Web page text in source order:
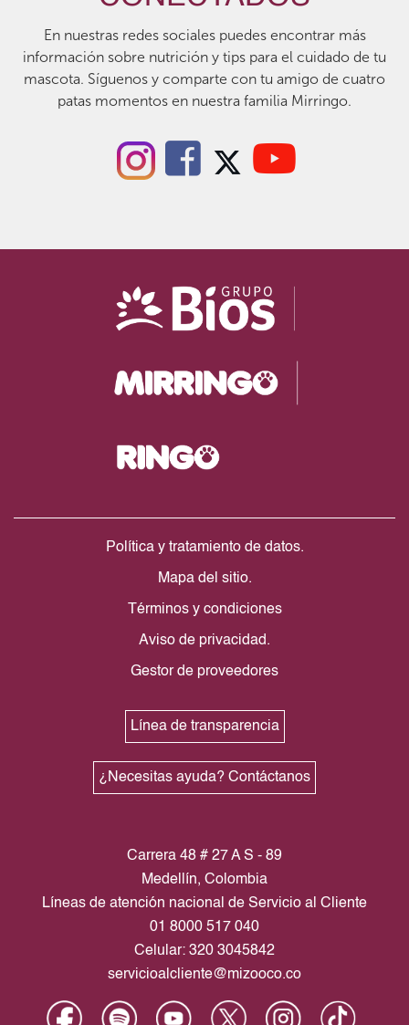
En nuestras redes sociales puedes encontrar más
información sobre nutrición y tips para el cuidado de tu
mascota. Síguenos y comparte con tu amigo de cuatro
patas momentos en nuestra familia Mirringo.
Política y tratamiento de datos.
Mapa del sitio.
Términos y condiciones
Aviso de privacidad.
Gestor de proveedores
Línea de transparencia
¿Necesitas ayuda? Contáctanos
Carrera 48 # 27 A S - 89
Medellín, Colombia
Líneas de atención nacional de Servicio al Cliente
01 8000 517 040
Celular: 320 3045842
servicioalcliente@mizooco.co